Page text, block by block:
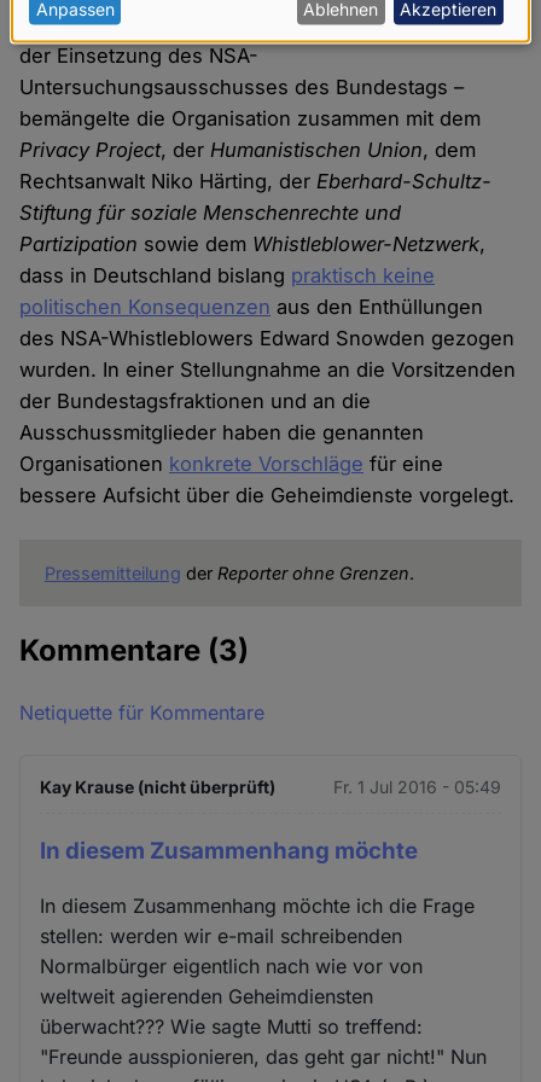
Geheimdienste ein. Im März 2015 – ein Jahr nach
der Einsetzung des NSA-
Untersuchungsausschusses des Bundestags –
bemängelte die Organisation zusammen mit dem
Privacy Project, derHumanistischen Union, dem
Rechtsanwalt Niko Härting, derEberhard-Schultz-
Stiftung für soziale Menschenrechte und
Partizipation sowie dem Whistleblower-Netzwerk,
dass in Deutschland bislang praktisch keine
politischen Konsequenzen aus den Enthüllungen
des NSA-Whistleblowers Edward Snowden gezogen
wurden. In einer Stellungnahme an die Vorsitzenden
der Bundestagsfraktionen und an die
Ausschussmitglieder haben die genannten
Organisationen konkrete Vorschläge für eine
bessere Aufsicht über die Geheimdienste vorgelegt.
Pressemitteilung der Reporter ohne Grenzen.
Kommentare (3)
Netiquette für Kommentare
Kay Krause (nicht überprüft) Fr. 1 Jul 2016 - 05:49
In diesem Zusammenhang möchte
In diesem Zusammenhang möchte ich die Frage
stellen: werden wir e-mail schreibenden
Normalbürger eigentlich nach wie vor von
weltweit agierenden Geheimdiensten
überwacht??? Wie sagte Mutti so treffend:
"Freunde ausspionieren, das geht gar nicht!" Nun
personenbezogenen
Daten
und
Cookies
Anpassen Ablehnen Akzeptieren